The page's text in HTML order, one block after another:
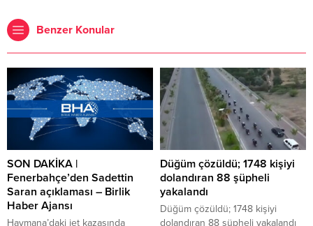
Benzer Konular
SON DAKİKA |
Fenerbahçe’den Sadettin
Saran açıklaması – Birlik
Haber Ajansı
Haymana’daki jet kazasında
Düğüm çözüldü; 1748 kişiyi
dolandıran 88 şüpheli
yakalandı
Düğüm çözüldü; 1748 kişiyi
dolandıran 88 şüpheli yakalandı